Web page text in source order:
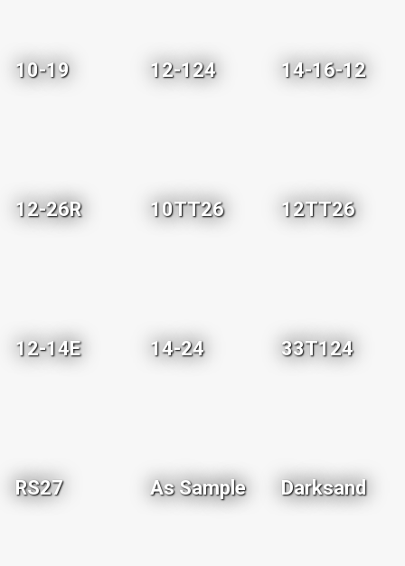
10-19 12-124 14-16-12
12-26R 10TT26 12TT26
12-14E 14-24 33T124
RS27 As Sample Darksand